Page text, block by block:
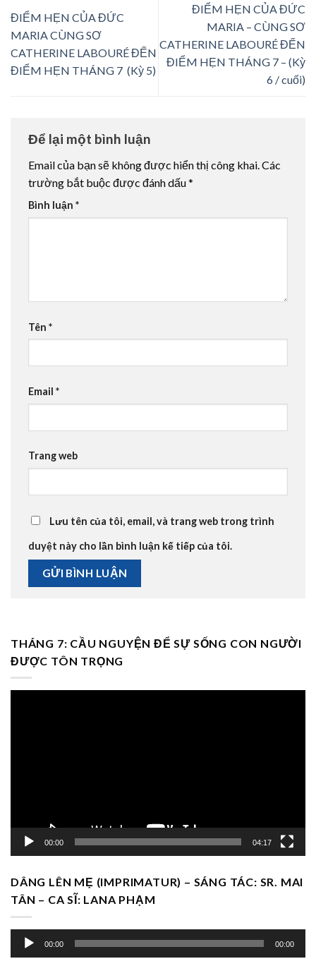
ĐIỂM HẸN CỦA ĐỨC
MARIA CÙNG SƠ
CATHERINE LABOURÉ ĐẾN
ĐIỂM HẸN THÁNG 7 (Kỳ 5)
ĐIỂM HẸN CỦA ĐỨC
MARIA – CÙNG SƠ
CATHERINE LABOURÉ ĐẾN
ĐIỂM HẸN THÁNG 7 – (Kỳ
6 / cuối)
Để lại một bình luận
Email của bạn sẽ không được hiển thị công khai.Các
trường bắt buộc được đánh dấu*
Bình luận *
Tên *
Email *
Trang web
Lưu tên của tôi, email, và trang web trong trình
duyệt này cho lần bình luận kế tiếp của tôi.
THÁNG 7: CẦU NGUYỆN ĐỂ SỰ SỐNG CON NGƯỜI
ĐƯỢC TÔN TRỌNG
00:00 04:17
DÂNG LÊN MẸ (IMPRIMATUR) – SÁNG TÁC: SR. MAI
TÂN – CA SĨ: LANA PHẠM
Trình
chơi
00:00 00:00